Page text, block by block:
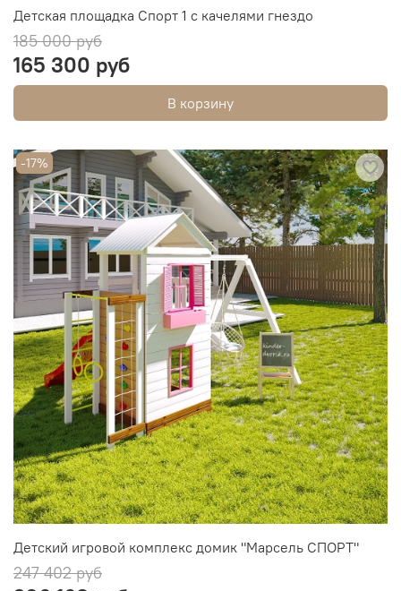
Детская площадка Спорт 1 с качелями гнездо
185 000 руб
165 300 руб
В корзину
-17%
Детский игровой комплекс домик "Марсель СПОРТ"
247 402 руб